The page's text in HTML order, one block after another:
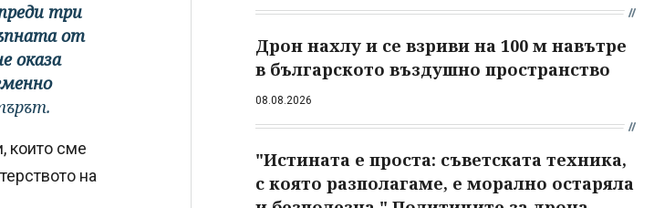
три
от
оказа
които сме
на
Дрон нахлу и се взриви на 100 м навътре
в българското въздушно пространство
08.08.2026
"Истината е проста: съветската техника,
с която разполагаме, е морално остаряла